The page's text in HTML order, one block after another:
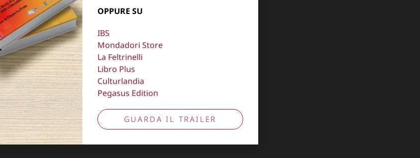
OPPURE SU
IBS
Mondadori Store
La Feltrinelli
Libro Plus
Culturlandia
Pegasus Edition
GUARDA IL TRAILER